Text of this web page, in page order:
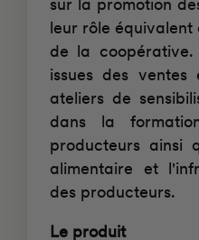
sur la promotion
leur rôle équivalent
de la
issues des
ateliers de
dans la
producteurs ainsi
alimentaire et
des producteurs.
Le produit